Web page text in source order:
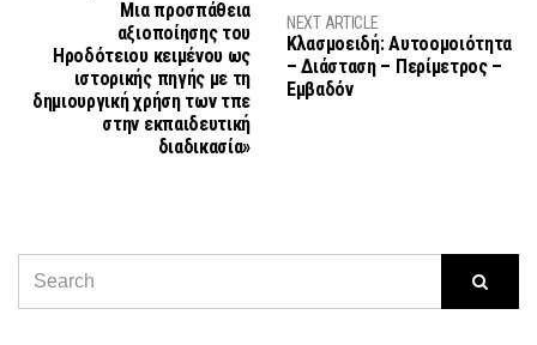
Mια προσπάθεια
αξιοποίησης του
Ηροδότειου κειμένου ως
ιστορικής πηγής με τη
δημιουργική χρήση των τπε
στην εκπαιδευτική
διαδικασία»
NEXT ARTICLE
Κλασμοειδή: Αυτοομοιότητα
– Διάσταση – Περίμετρος –
Εμβαδόν